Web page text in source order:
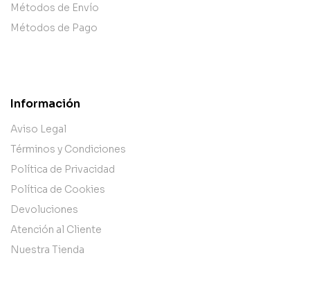
Métodos de Envío
Métodos de Pago
Información
Aviso Legal
Términos y Condiciones
Política de Privacidad
Política de Cookies
Devoluciones
Atención al Cliente
Nuestra Tienda